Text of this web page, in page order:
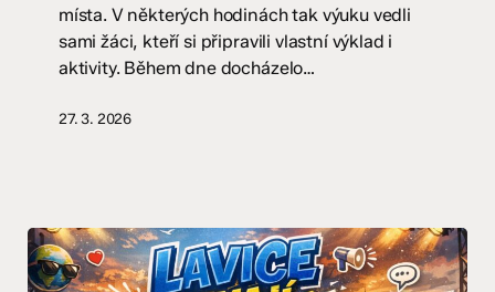
místa. V některých hodinách tak výuku vedli
sami žáci, kteří si připravili vlastní výklad i
aktivity. Během dne docházelo…
27. 3. 2026